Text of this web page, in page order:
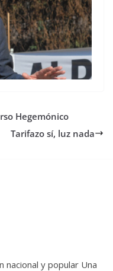
Hegemónico
Tarifazo sí, luz nada
nacional y popular Una